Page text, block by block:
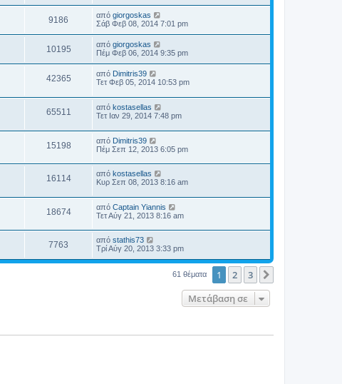
9186 από giorgoskas
Σάβ Φεβ 08, 2014 7:01 pm
10195 από giorgoskas
Πέμ Φεβ 06, 2014 9:35 pm
42365 από Dimitris39
Τετ Φεβ 05, 2014 10:53 pm
65511 από kostasellas
Τετ Ιαν 29, 2014 7:48 pm
15198 από Dimitris39
Πέμ Σεπ 12, 2013 6:05 pm
16114 από kostasellas
Κυρ Σεπ 08, 2013 8:16 am
18674 από Captain Yiannis
Τετ Αύγ 21, 2013 8:16 am
7763 από stathis73
Τρί Αύγ 20, 2013 3:33 pm
61 θέματα 1 2 3
Μετάβαση σε